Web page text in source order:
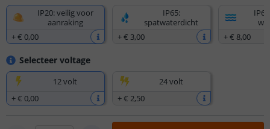
IP20: veilig voor
aanraking
+€ 0,00
IP65:
spatwaterdicht
+€ 3,00
+€ 8,00
Selecteer voltage
12 volt
+€ 0,00
24 volt
+€ 2,50